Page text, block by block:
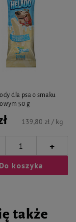
dla psa o smaku
50 g
139,80 zł / kg
+
Do koszyka
także